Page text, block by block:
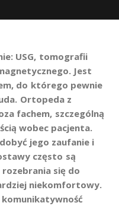
USG, tomografii
Jest
do którego pewnie
Ortopeda z
fachem, szczególną
wobec pacjenta.
jego zaufanie i
często są
się do
niekomfortowy.